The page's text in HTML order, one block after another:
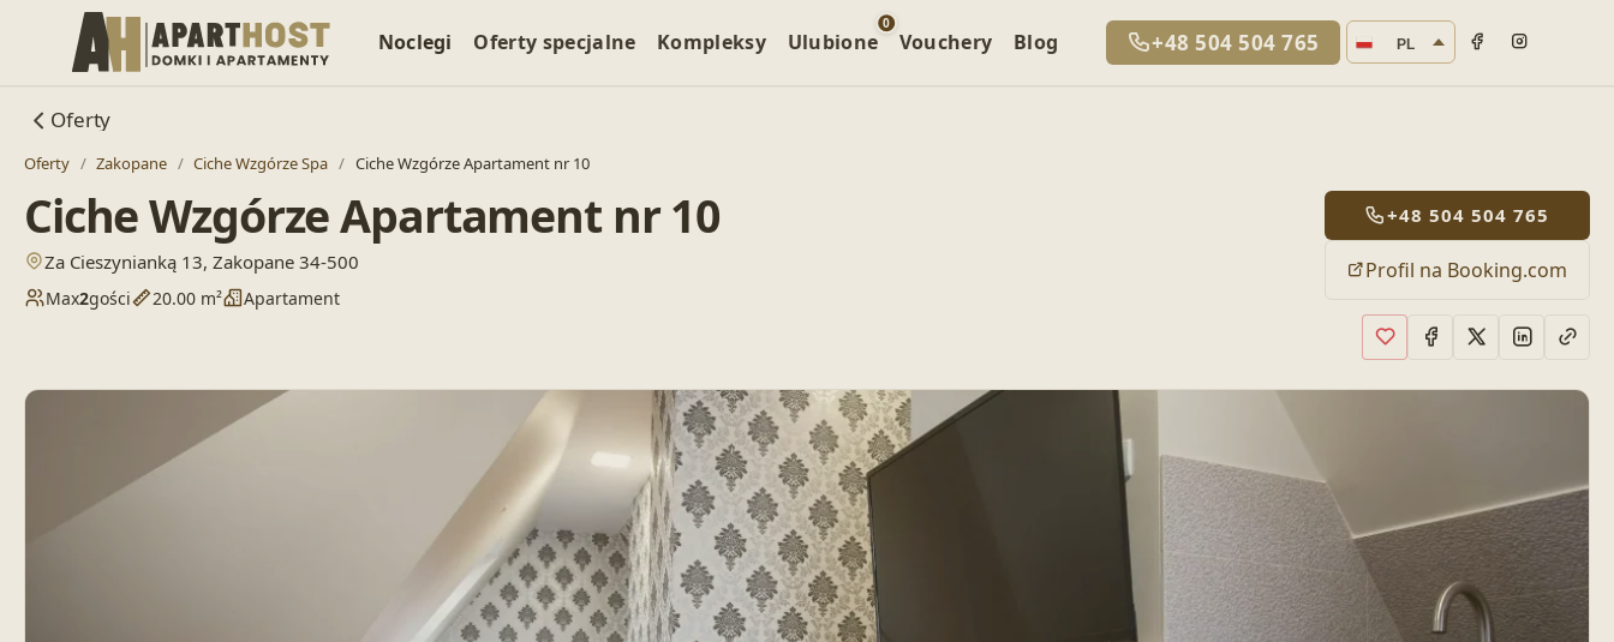
Noclegi Oferty specjalne Kompleksy
0
Ulubione Vouchery Blog +48 504 504 765 Język strony
PL
Oferty
Oferty / Zakopane / Ciche Wzgórze Spa / Ciche Wzgórze Apartament nr 10
Ciche Wzgórze Apartament nr 10
Za Cieszynianką 13, Zakopane 34-500
— otwiera lokalizację w Google Maps
Max2gości 20.00 m² Apartament
+48 504 504 765
Profil na Booking.com
Dodaj do ulubionych